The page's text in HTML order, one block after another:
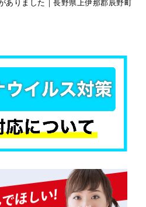
ありました｜長野県上伊那郡辰野町